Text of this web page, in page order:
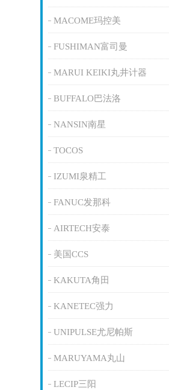
MACOME玛控美
FUSHIMAN富司曼
MARUI KEIKI丸井计器
BUFFALO巴法洛
NANSIN南星
TOCOS
IZUMI泉精工
FANUC发那科
AIRTECH安泰
美国CCS
KAKUTA角田
KANETEC强力
UNIPULSE尤尼帕斯
MARUYAMA丸山
LECIP三阳